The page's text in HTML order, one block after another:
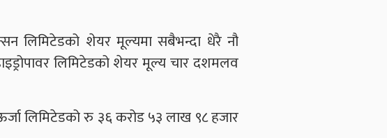
लिमिटेडको शेयर मूल्यमा सबैभन्दा धेरै नौ
लिमिटेडको शेयर मूल्य चार दशमलव
लिमिटेडको रु ३६ करोड ५३ लाख ९८ हजार